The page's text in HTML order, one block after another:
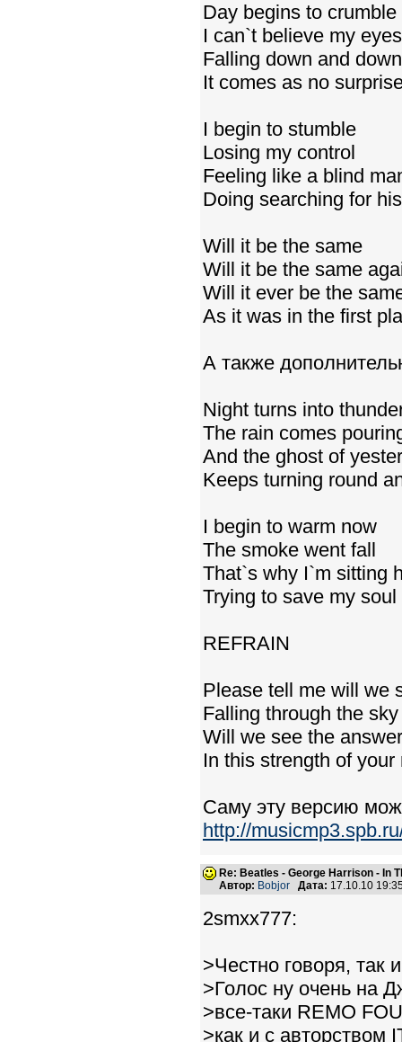
Day begins to crumble
I can`t believe my eyes
Falling down and
It comes as no
I begin to stumble
Losing my control
Feeling like a blind
Doing searching for
Will it be the same
Will it be the same
Will it ever be the
As it was in the first
А также
Night turns into
The rain comes
And the ghost of
Keeps turning round
I begin to warm now
The smoke went fall
That`s why I`m sitting
Trying to save my soul
REFRAIN
Please tell me will we
Falling through the sky
Will we see the answer
In this strength of your
Саму эту версию
http://
Re: Beatles - George Harrison - In
Автор: Bobjor Дата: 17.10.10
2smxx777:
>Честно говоря, так
>Голос ну очень на
>все-таки REMO
>как и с авторством